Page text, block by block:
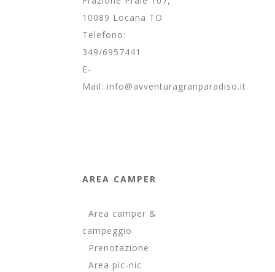
10089 Locana TO
Telefono:
349/6957441
E-
Mail: info@avventuragranparadiso.it
AREA CAMPER
Area camper &
campeggio
Prenotazione
Area pic-nic